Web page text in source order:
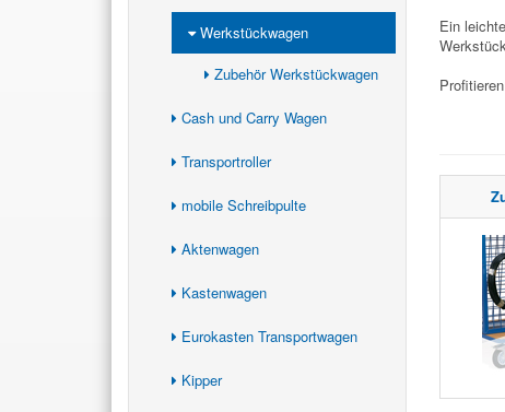
Werkstückwagen
Zubehör Werkstückwagen
Cash und Carry Wagen
Transportroller
mobile Schreibpulte
Aktenwagen
Kastenwagen
Eurokasten Transportwagen
Kipper
Ein